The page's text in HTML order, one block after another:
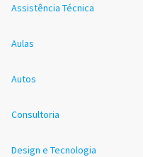
Assistência Técnica
Aulas
Autos
Consultoria
Design e Tecnologia